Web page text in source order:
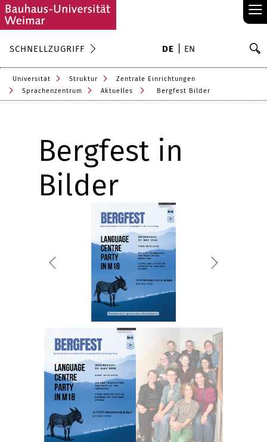
≡
SCHNELLZUGRIFF DE EN
Universität Struktur
Zentrale Einrichtungen
Sprachenzentrum
Aktuelles Bergfest Bilder
Bergfest in
Bilder